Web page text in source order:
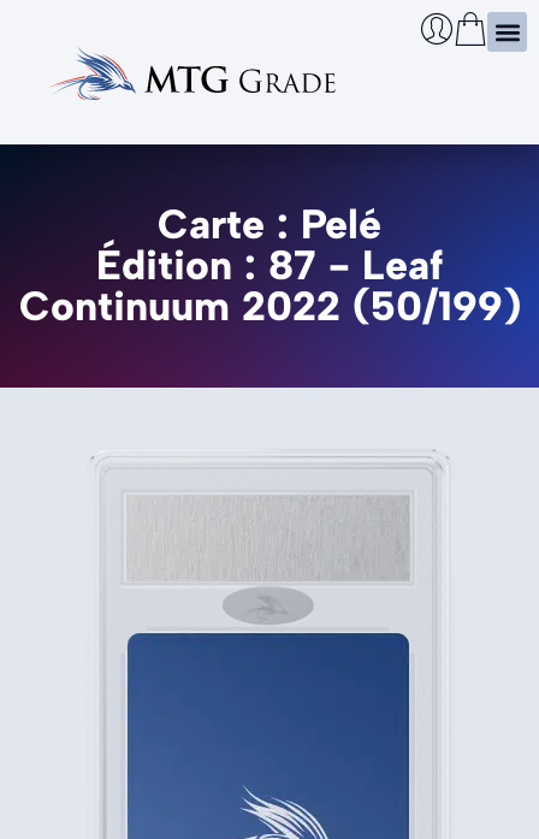
Carte : Pelé
Édition : 87 - Leaf
Continuum 2022 (50/199)